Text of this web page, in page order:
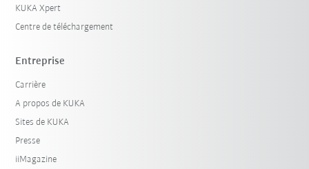
KUKA Xpert
Centre de téléchargement
Entreprise
Carrière
A propos de KUKA
Sites de KUKA
Presse
iiMagazine